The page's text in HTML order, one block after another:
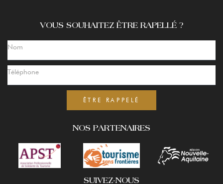
VOUS SOUHAITEZ ÊTRE RAPELLÉ ?
ÊTRE RAPPELÉ
NOS PARTENAIRES
SUIVEZ-NOUS